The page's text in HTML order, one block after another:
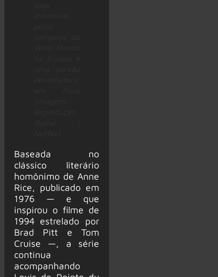
Baseada no
clássico literário
homônimo de Anne
Rice, publicado em
1976 — e que
inspirou o filme de
1994 estrelado por
Brad Pitt e Tom
Cruise —, a série
continua
acompanhando